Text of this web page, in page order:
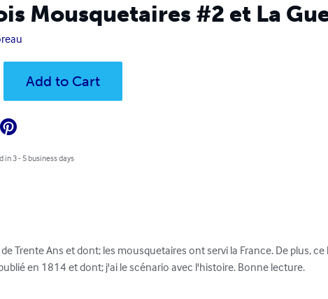
Mousquetaires #2 et La
Add to Cart
in 3 - 5 business days
Trente Ans et dont; les mousquetaires ont servi la France. De plus, ce
en 1814 et dont; j'ai le scénario avec l'histoire. Bonne lecture.